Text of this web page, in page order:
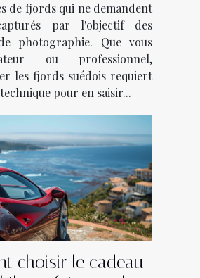
de fjords qui ne demandent
par l'objectif des
photographie. Que vous
ou professionnel,
les fjords suédois requiert
pour en saisir...
choisir le cadeau